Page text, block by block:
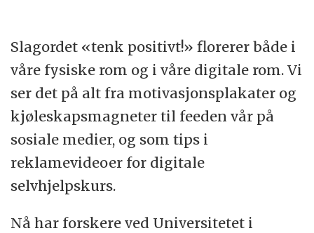
Slagordet «tenk positivt!» florerer både i
våre fysiske rom og i våre digitale rom. Vi
ser det på alt fra motivasjonsplakater og
kjøleskapsmagneter til feeden vår på
sosiale medier, og som tips i
reklamevideoer for digitale
selvhjelpskurs.
Nå har forskere ved Universitetet i